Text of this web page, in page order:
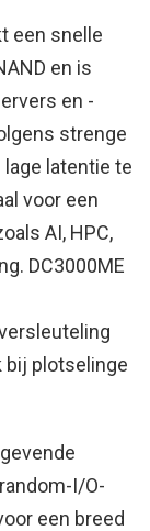
een snelle
en is
en -
strenge
latentie te
voor een
AI, HPC,
DC3000ME
bij plotselinge
I/O-
een breed